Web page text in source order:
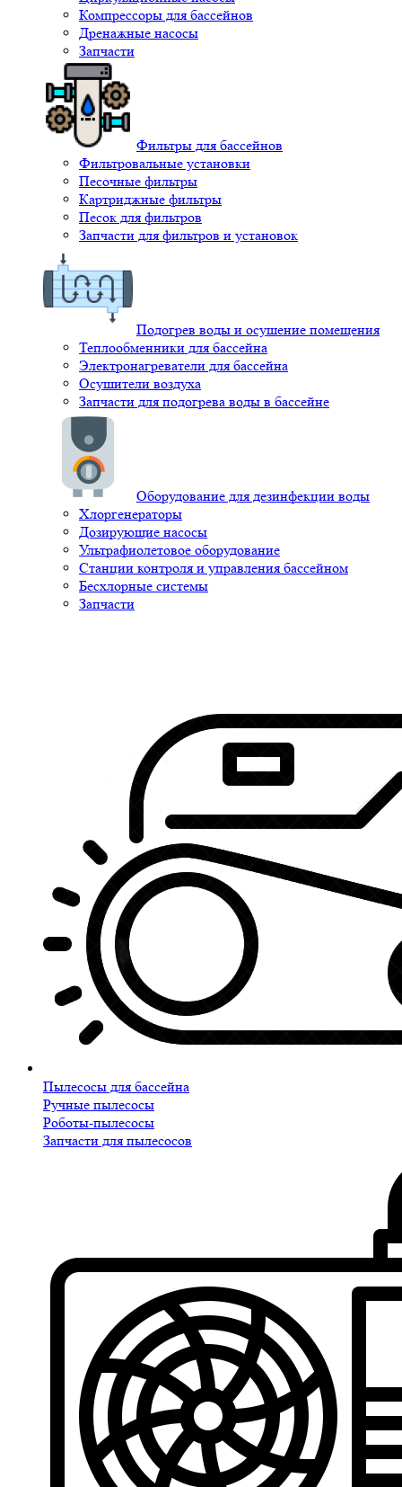
Компрессоры для бассейнов
Дренажные насосы
Запчасти
Фильтры для бассейнов
Фильтровальные установки
Песочные фильтры
Картриджные фильтры
Песок для фильтров
Запчасти для фильтров и установок
Подогрев воды и осушение помещения
Теплообменники для бассейна
Электронагреватели для бассейна
Осушители воздуха
Запчасти для подогрева воды в бассейне
Оборудование для дезинфекции воды
Хлоргенераторы
Дозирующие насосы
Ультрафиолетовое оборудование
Станции контроля и управления бассейном
Бесхлорные системы
Запчасти
Пылесосы для бассейна
Ручные пылесосы
Роботы-пылесосы
Запчасти для пылесосов